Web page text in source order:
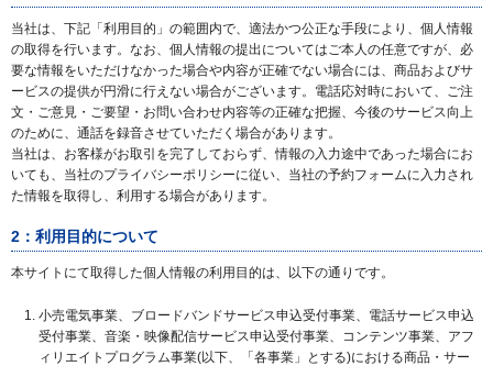
当社は、下記「利用目的」の範囲内で、適法かつ公正な手段により、個人情報
の取得を行います。なお、個人情報の提出についてはご本人の任意ですが、必
要な情報をいただけなかった場合や内容が正確でない場合には、商品およびサ
ービスの提供が円滑に行えない場合がございます。電話応対時において、ご注
文・ご意見・ご要望・お問い合わせ内容等の正確な把握、今後のサービス向上
のために、通話を録音させていただく場合があります。
当社は、お客様がお取引を完了しておらず、情報の入力途中であった場合にお
いても、当社のプライバシーポリシーに従い、当社の予約フォームに入力され
た情報を取得し、利用する場合があります。
2：利用目的について
本サイトにて取得した個人情報の利用目的は、以下の通りです。
小売電気事業、ブロードバンドサービス申込受付事業、電話サービス申込
受付事業、音楽・映像配信サービス申込受付事業、コンテンツ事業、アフ
ィリエイトプログラム事業(以下、「各事業」とする)における商品・サー